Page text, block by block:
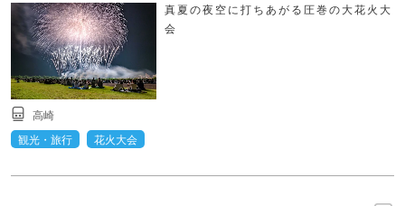
真夏の夜空に打ちあがる圧巻の大花火大
会
高崎
観光・旅行
花火大会